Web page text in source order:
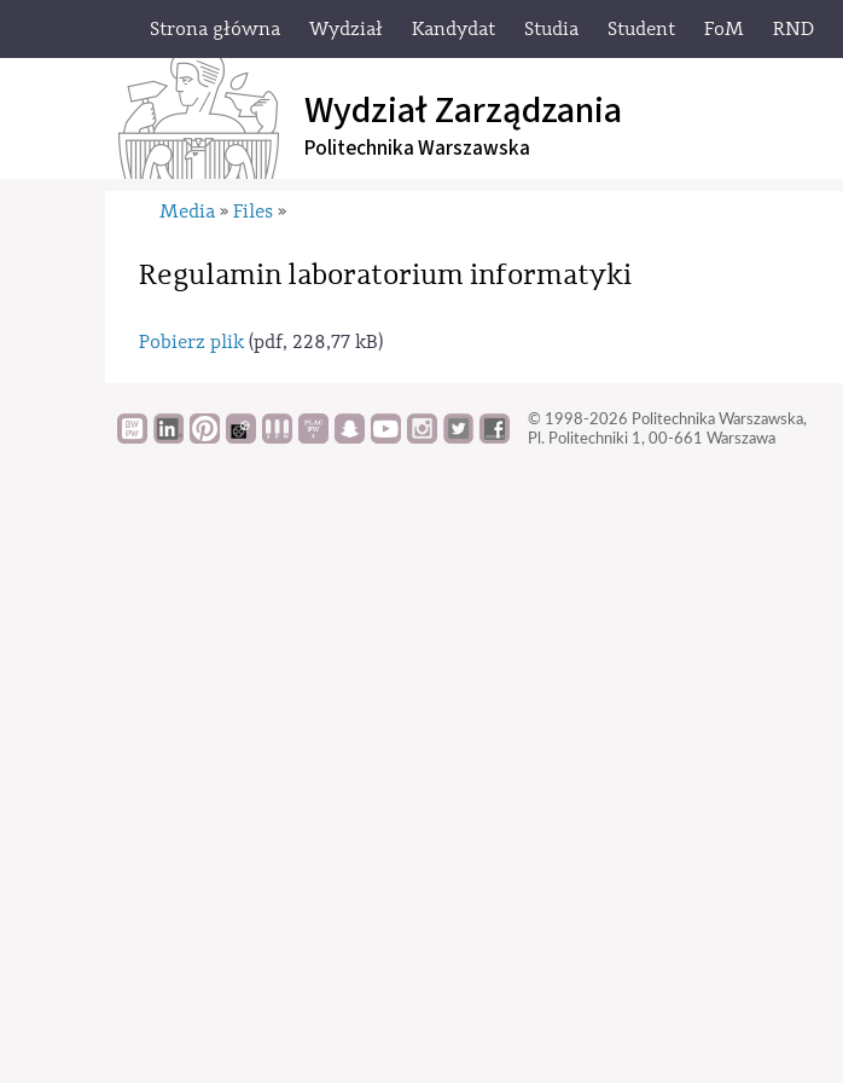
Strona główna Wydział Kandydat Studia Student FoM RND
Wydział Zarządzania
Politechnika Warszawska
Media » Files »
Regulamin laboratorium informatyki
Pobierz plik(pdf, 228,77 kB)
© 1998-2026 Politechnika Warszawska,
Pl. Politechniki 1, 00-661 Warszawa